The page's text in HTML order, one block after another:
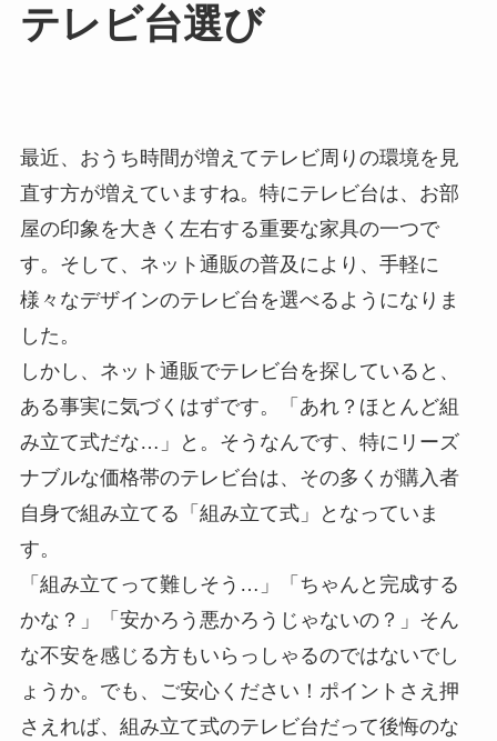
テレビ台選び
最近、おうち時間が増えてテレビ周りの環境を見
直す方が増えていますね。特にテレビ台は、お部
屋の印象を大きく左右する重要な家具の一つで
す。そして、ネット通販の普及により、手軽に
様々なデザインのテレビ台を選べるようになりま
した。
しかし、ネット通販でテレビ台を探していると、
ある事実に気づくはずです。「あれ？ほとんど組
み立て式だな…」と。そうなんです、特にリーズ
ナブルな価格帯のテレビ台は、その多くが購入者
自身で組み立てる「組み立て式」となっていま
す。
「組み立てって難しそう…」「ちゃんと完成する
かな？」「安かろう悪かろうじゃないの？」そん
な不安を感じる方もいらっしゃるのではないでし
ょうか。でも、ご安心ください！ポイントさえ押
さえれば、組み立て式のテレビ台だって後悔のな